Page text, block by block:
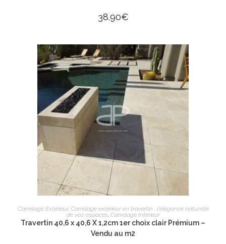
38.90€
AJOUTER AU PANIER
Carrelage Extérieur, Carrelage extérieur en travertin : l'élégance naturelle
de vos espaces Carrelage Intérieur
Travertin 40,6 x 40,6 X 1,2cm 1er choix clair Prémium –
Vendu au m2